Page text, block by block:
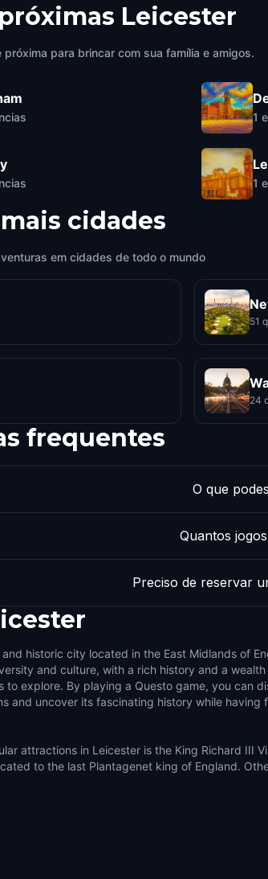
Leicester
próxima para brincar com sua família e amigos.
1
1
cidades
em cidades de todo o mundo
51
24
frequentes
O que
Quantos
Preciso de reservar
historic city located in the East Midlands of
and culture, with a rich history and a
to explore. By playing a Questo game, you can
and uncover its fascinating history while having
attractions in Leicester is the King Richard III
to the last Plantagenet king of England.